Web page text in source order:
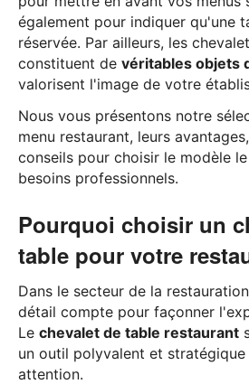
également pour indiquer qu'une
réservée. Par ailleurs, les
constituent de véritables objets
valorisent l'image de votre
Nous vous présentons notre
menu restaurant, leurs
conseils pour choisir le modèle
besoins professionnels.
Pourquoi choisir un
table pour votre
Dans le secteur de la
détail compte pour façonner
Le chevalet de table restaurant
un outil polyvalent et
attention.